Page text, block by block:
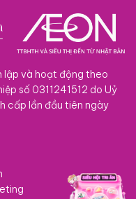
lập và hoạt động theo
số 0311241512 do Uỷ
cấp lần đầu tiên ngày